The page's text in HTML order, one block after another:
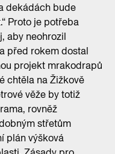
dekádách bude
Proto je potřeba
aby neohrozil
před rokem dostal
projekt mrakodrapů
chtěla na Žižkově
věže by totiž
rovněž
střetům
plán výšková